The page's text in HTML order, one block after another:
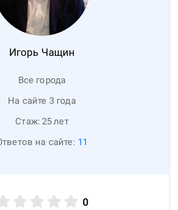
Игорь Чащин
Все города
На сайте 3 года
Стаж: 25лет
на сайте: 11
0